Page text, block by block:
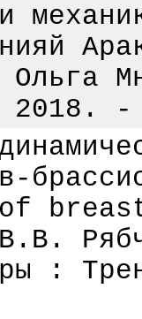
Ольга
-
: